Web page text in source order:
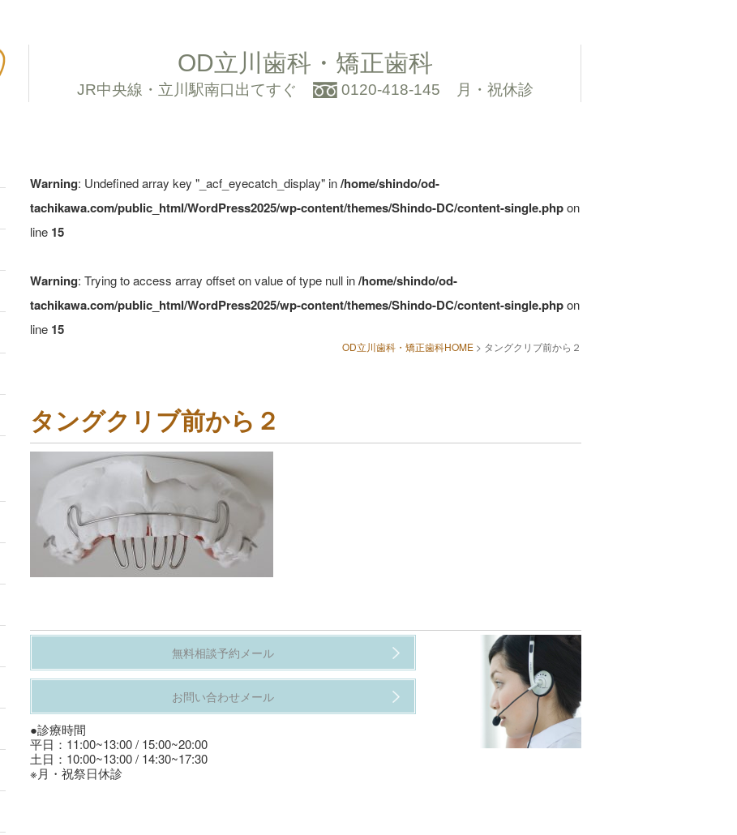
OD立川歯科・矯正歯科
JR中央線・立川駅南口出てすぐ 0120-418-145 月・祝休診
Warning: Undefined array key "_acf_eyecatch_display" in/home/shindo/od-
tachikawa.com/public_html/WordPress2025/wp-content/themes/Shindo-DC/content-single.phpon
line 15
Warning: Trying to access array offset on value of type null in/home/shindo/od-
tachikawa.com/public_html/WordPress2025/wp-content/themes/Shindo-DC/content-single.phpon
line 15
OD立川歯科・矯正歯科HOME> タングクリブ前から２
タングクリブ前から２
無料相談予約メール
お問い合わせメール
●診療時間
平日：11:00~13:00 / 15:00~20:00
土日：10:00~13:00 / 14:30~17:30
※月・祝祭日休診